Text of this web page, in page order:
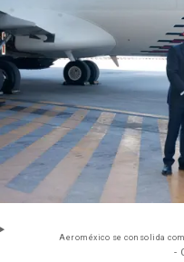
Aeroméxico se consolida
-